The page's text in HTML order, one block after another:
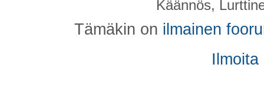
Käännös,
Tämäkin on ilmainen